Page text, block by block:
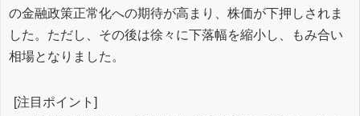
の金融政策正常化への期待が高まり、株価が下押しされま
した。ただし、その後は徐々に下落幅を縮小し、もみ合い
相場となりました。
[注目ポイント]